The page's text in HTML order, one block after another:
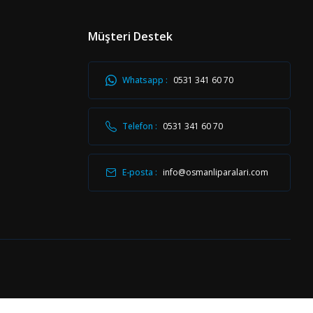
Para Sayfası (M20) 5'li Paket
Müşteri Destek
Whatsapp : 0531 341 60 70
Telefon : 0531 341 60 70
E-posta : info@osmanliparalari.com